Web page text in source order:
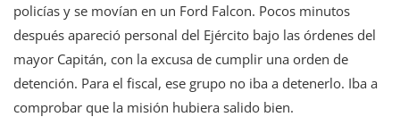
policías y se movían en un Ford Falcon. Pocos minutos
después apareció personal del Ejército bajo las órdenes del
mayor Capitán, con la excusa de cumplir una orden de
detención. Para el fiscal, ese grupo no iba a detenerlo. Iba a
comprobar que la misión hubiera salido bien.